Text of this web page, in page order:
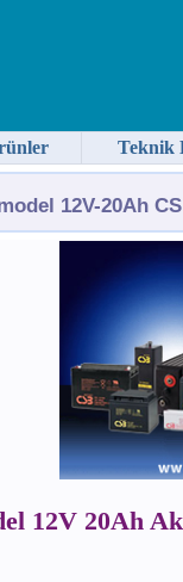
12V-20Ah
12V 20Ah
Teknik